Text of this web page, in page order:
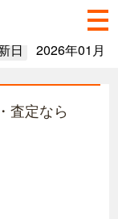
日 2026年01月
査定なら